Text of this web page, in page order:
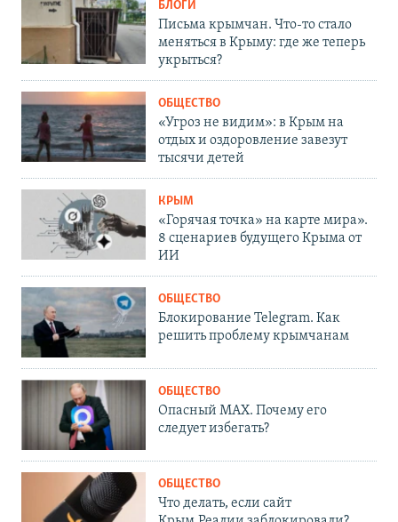
БЛОГИ
Письма крымчан. Что-то стало
меняться в Крыму: где же теперь
укрыться?
ОБЩЕСТВО
«Угроз не видим»: в Крым на
отдых и оздоровление завезут
тысячи детей
КРЫМ
«Горячая точка» на карте мира».
8 сценариев будущего Крыма от
ИИ
ОБЩЕСТВО
Блокирование Telegram. Как
решить проблему крымчанам
ОБЩЕСТВО
Опасный MAX. Почему его
следует избегать?
ОБЩЕСТВО
Что делать, если сайт